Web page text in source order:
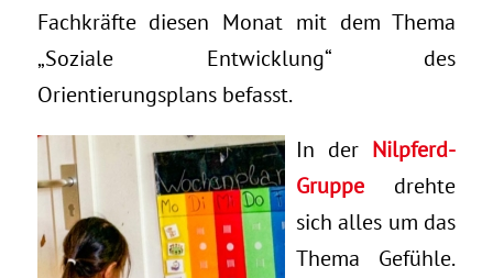
Fachkräfte diesen Monat mit dem Thema
„Soziale Entwicklung“ des
Orientierungsplans befasst.
In der Nilpferd-
Gruppedrehte
sich alles um das
Thema Gefühle.